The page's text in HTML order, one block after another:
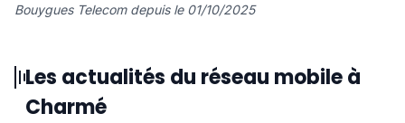
Bouygues Telecom depuis le 01/10/2025
Les actualités du réseau mobile à
Charmé